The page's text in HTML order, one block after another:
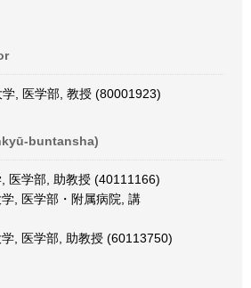
, 医学部, 教授 (80001923)
buntansha)
医学部, 助教授 (40111166)
, 医学部・附属病院, 講
, 医学部, 助教授 (60113750)